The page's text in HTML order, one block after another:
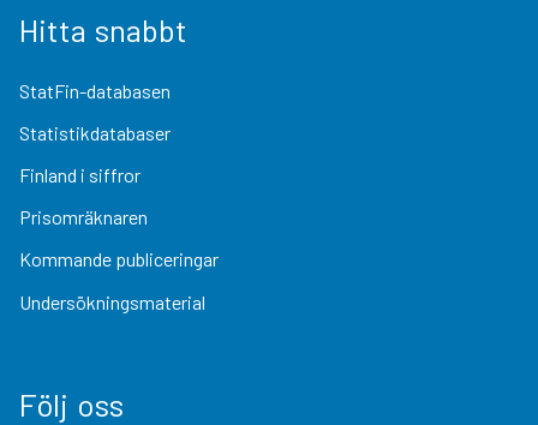
Hitta snabbt
StatFin-databasen
Statistikdatabaser
Finland i siffror
Prisomräknaren
Kommande publiceringar
Undersökningsmaterial
Följ oss